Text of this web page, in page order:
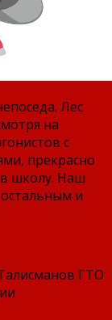
Лес
на
с
прекрасно
школу. Наш
и
ГТО